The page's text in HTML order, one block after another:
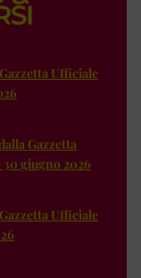
Ufficiale
Gazzetta
giugno 2026
Ufficiale